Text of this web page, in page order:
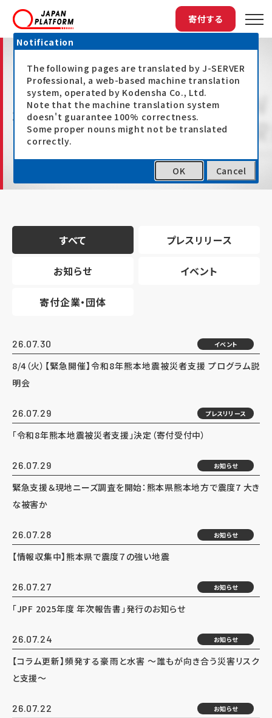
寄付する
最新情報
すべて プレスリリース
お知らせ イベント
寄付企業・団体
26.07.30 イベント
8/4（火）【緊急開催】令和8年熊本地震被災者支援 プログラム説
明会
26.07.29 プレスリリース
「令和8年熊本地震被災者支援」決定（寄付受付中）
26.07.29 お知らせ
緊急支援＆現地ニーズ調査を開始：熊本県熊本地方で震度7 大き
な被害か
26.07.28 お知らせ
【情報収集中】熊本県で震度７の強い地震
26.07.27 お知らせ
「JPF 2025年度 年次報告書」発行のお知らせ
26.07.24 お知らせ
【コラム更新】頻発する豪雨と水害 ～誰もが向き合う災害リスク
と支援～
26.07.22 お知らせ
Notification
The following pages are translated by J-SERVER
Professional, a web-based machine translation
system, operated by Kodensha Co., Ltd.
Note that the machine translation system
doesn't guarantee 100% correctness.
Some proper nouns might not be translated
correctly.
OK Cancel